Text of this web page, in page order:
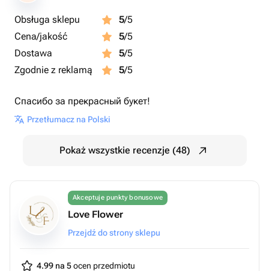
Obsługa sklepu 5/5
Cena/jakość
5/5
Dostawa
5/5
Zgodnie z reklamą
5/5
Спасибо за прекрасный букет!
Przetłumacz na Polski
Pokaż wszystkie recenzje (48)
Akceptuje punkty bonusowe
Love Flower
Przejdź do strony sklepu
4.99 na 5ocen przedmiotu